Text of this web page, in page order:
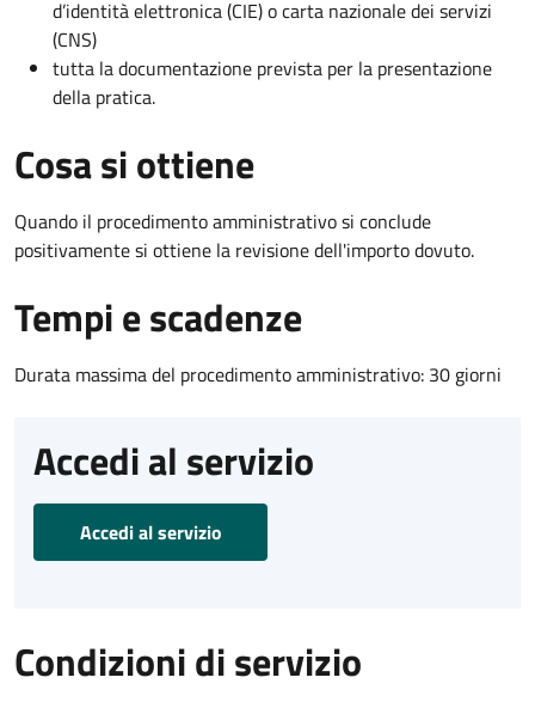
d’identità elettronica (CIE) o carta nazionale dei servizi
(CNS)
tutta la documentazione prevista per la presentazione
della pratica.
Cosa si ottiene
Quando il procedimento amministrativo si conclude
positivamente si ottiene la revisione dell'importo dovuto.
Tempi e scadenze
Durata massima del procedimento amministrativo: 30 giorni
Accedi al servizio
Accedi al servizio
Condizioni di servizio